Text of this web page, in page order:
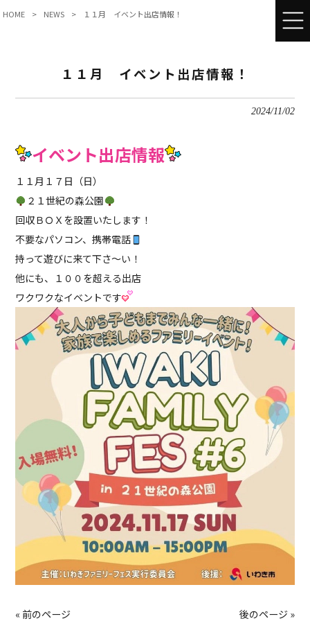
HOME > NEWS > １１月 イベント出店情報！
１１月 イベント出店情報！
2024/11/02
イベント出店情報
１１月１７日（日）
２１世紀の森公園
回収ＢＯＸを設置いたします！
不要なパソコン、携帯電話
持って遊びに来て下さ〜い！
他にも、１００を超える出店
ワクワクなイベントです
« 前のページ 後のページ »